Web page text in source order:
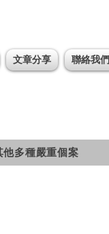
文章分享 聯絡我們
他多種嚴重個案